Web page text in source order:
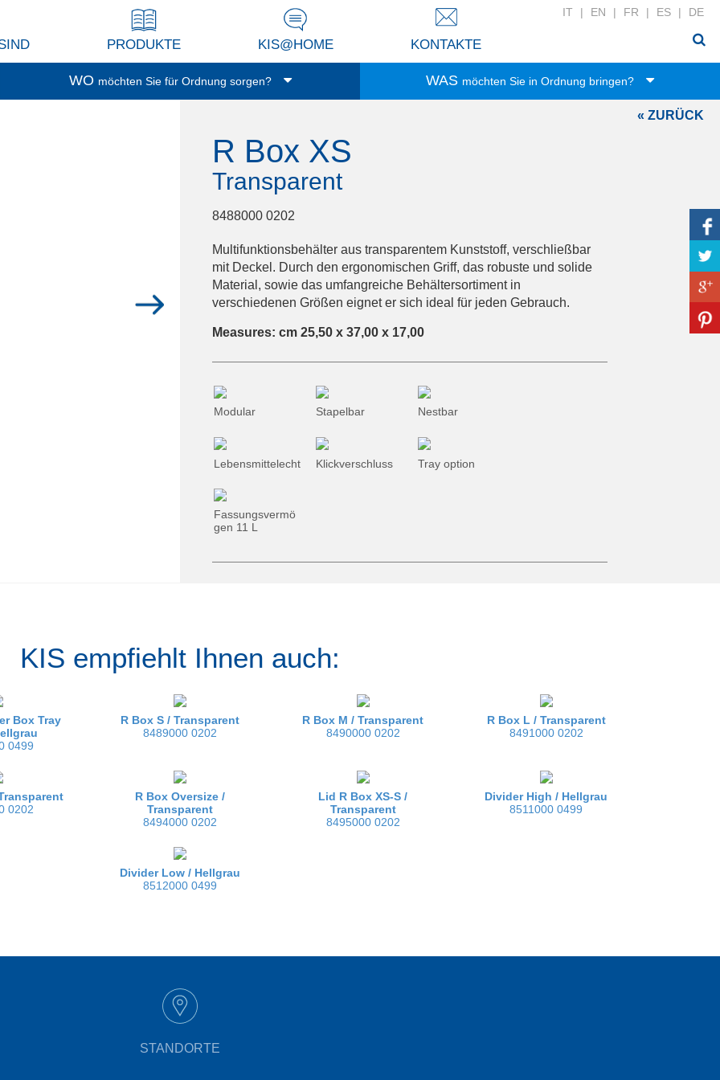
IT | EN | FR | ES | DE
PRODUKTE KIS@HOME KONTAKTE
WO möchten Sie für Ordnung sorgen?
Wäsche
Zubehör
Bad-Zubehör
Haushaltswäsche
DIY-Werkzeug
Öko-Sammlung
Gartenwerkzeug
WAS möchten Sie in Ordnung bringen?
« ZURÜCK
R Box XS
Transparent
8488000 0202
Multifunktionsbehälter aus transparentem Kunststoff, verschließbar
mit Deckel. Durch den ergonomischen Griff, das robuste und solide
Material, sowie das umfangreiche Behältersortiment in
verschiedenen Größen eignet er sich ideal für jeden Gebrauch.
Measures: cm 25,50 x 37,00 x 17,00
Modular Stapelbar Nestbar
Lebensmittelecht Klickverschluss Tray option
Fassungsvermö
gen 11 L
KIS empfiehlt Ihnen auch:
Box Tray
0499
R Box S / Transparent
8489000 0202
R Box M /Transparent
8490000 0202
R Box L / Transparent
8491000 0202
0202
R Box Oversize /
Transparent
8494000 0202
Lid R Box XS-S /
Transparent
8495000 0202
Divider High / Hellgrau
8511000 0499
Divider Low / Hellgrau
8512000 0499
STANDORTE